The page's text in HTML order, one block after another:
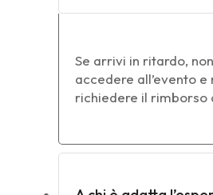
Se arrivi in ritardo,
accedere all’evento e
richiedere il rimborso